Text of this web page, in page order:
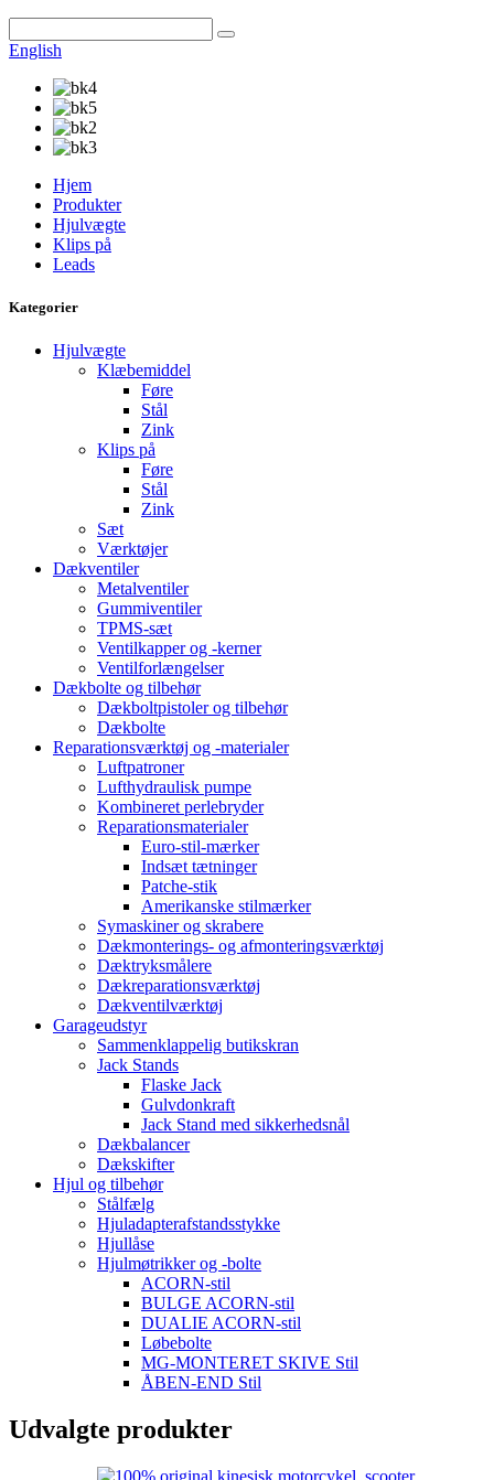
English
Hjem
Produkter
Hjulvægte
Klips på
Leads
Kategorier
Hjulvægte
Klæbemiddel
Føre
Stål
Zink
Klips på
Føre
Stål
Zink
Sæt
Værktøjer
Dækventiler
Metalventiler
Gummiventiler
TPMS-sæt
Ventilkapper og -kerner
Ventilforlængelser
Dækbolte og tilbehør
Dækboltpistoler og tilbehør
Dækbolte
Reparationsværktøj og -materialer
Luftpatroner
Lufthydraulisk pumpe
Kombineret perlebryder
Reparationsmaterialer
Euro-stil-mærker
Indsæt tætninger
Patche-stik
Amerikanske stilmærker
Symaskiner og skrabere
Dækmonterings- og afmonteringsværktøj
Dæktryksmålere
Dækreparationsværktøj
Dækventilværktøj
Garageudstyr
Sammenklappelig butikskran
Jack Stands
Flaske Jack
Gulvdonkraft
Jack Stand med sikkerhedsnål
Dækbalancer
Dækskifter
Hjul og tilbehør
Stålfælg
Hjuladapterafstandsstykke
Hjullåse
Hjulmøtrikker og -bolte
ACORN-stil
BULGE ACORN-stil
DUALIE ACORN-stil
Løbebolte
MG-MONTERET SKIVE Stil
ÅBEN-END Stil
Udvalgte produkter